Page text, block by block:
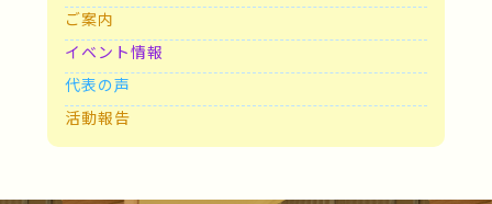
ご案内
イベント情報
代表の声
活動報告